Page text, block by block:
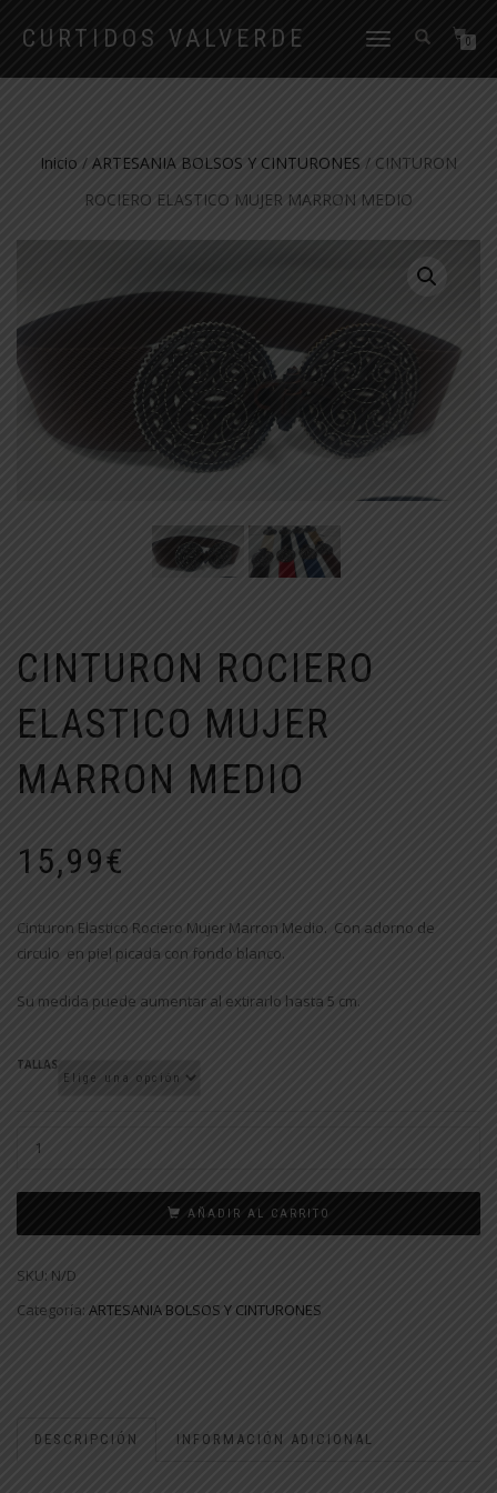
CURTIDOS VALVERDE
CAMBIAR
0
Inicio / ARTESANIA BOLSOS Y CINTURONES / CINTURON
ROCIERO ELASTICO MUJER MARRON MEDIO
CINTURON ROCIERO
ELASTICO MUJER
MARRON MEDIO
15,99€
Cinturon Elastico Rociero Mujer Marron Medio. Con adorno de
circulo en piel picada con fondo blanco.
Su medida puede aumentar al extirarlo hasta 5 cm.
TALLAS
AÑADIR AL CARRITO
SKU: N/D
Categoría: ARTESANIA BOLSOS Y CINTURONES
DESCRIPCIÓN INFORMACIÓN ADICIONAL